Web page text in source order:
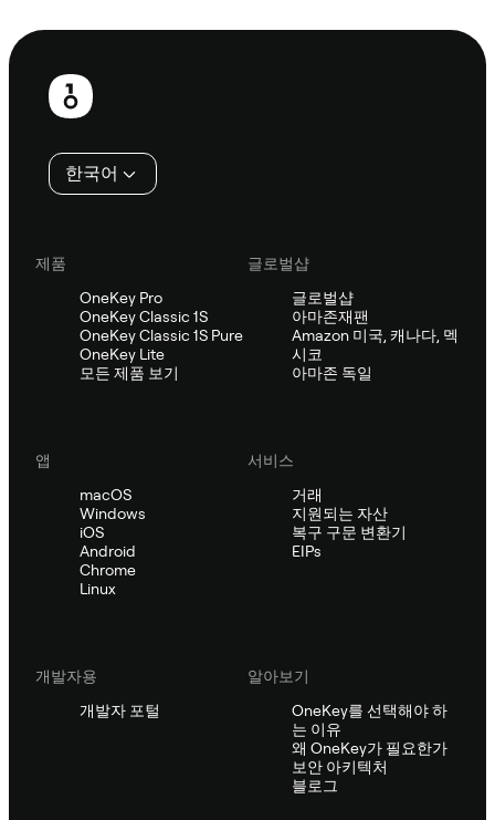
보
한국어
제품
OneKey Pro
OneKey Classic 1S
OneKey Classic 1S Pure
OneKey Lite
모든 제품 보기
글로벌샵
글로벌샵
아마존재팬
Amazon 미국, 캐나다, 멕
시코
아마존 독일
앱
macOS
Windows
iOS
Android
Chrome
Linux
서비스
거래
지원되는 자산
복구 구문 변환기
EIPs
개발자용
개발자 포털
알아보기
OneKey를 선택해야 하
는 이유
왜 OneKey가 필요한가
보안 아키텍처
블로그